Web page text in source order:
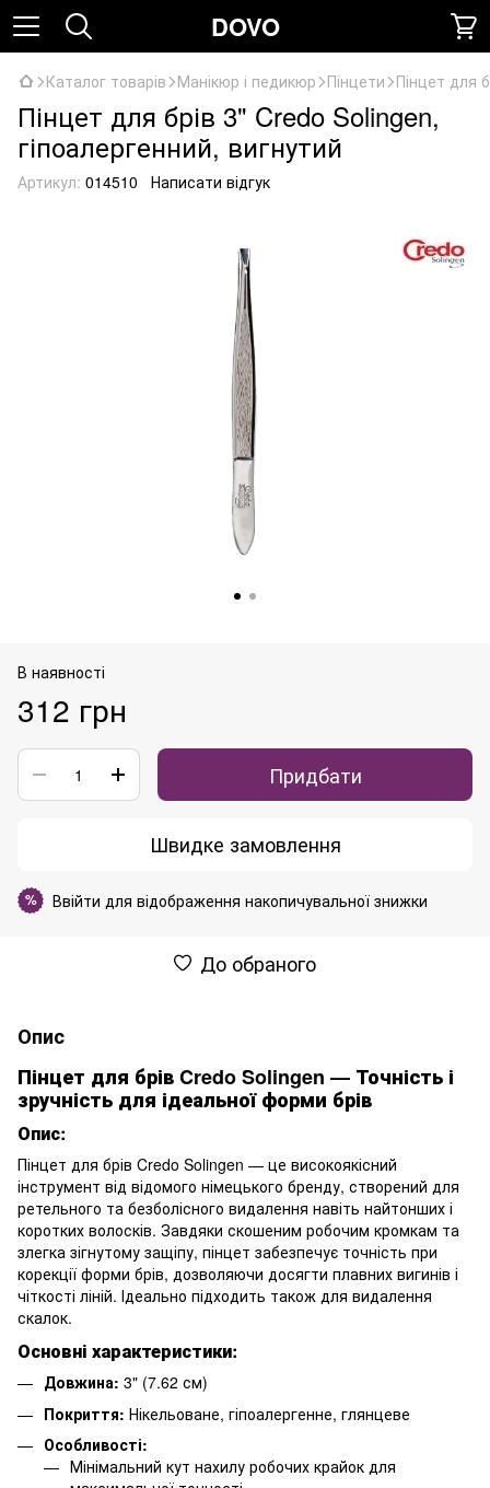
DOVO
Каталог товарів Манікюр і педикюр Пінцети Пінцет для
Пінцет для брів 3" Credo Solingen,
гіпоалергенний, вигнутий
Артикул: 014510 Написати відгук
В наявності
312 грн
Придбати
Швидке замовлення
% Ввійти для відображення накопичувальної знижки
До обраного
Опис
Пінцет для брів Credo Solingen — Точність і
зручність для ідеальної форми брів
Опис:
Пінцет для брів Credo Solingen — це високоякісний
інструмент від відомого німецького бренду, створений для
ретельного та безболісного видалення навіть найтонших і
коротких волосків. Завдяки скошеним робочим кромкам та
злегка зігнутому защіпу, пінцет забезпечує точність при
корекції форми брів, дозволяючи досягти плавних вигинів і
чіткості ліній. Ідеально підходить також для видалення
скалок.
Основні характеристики:
Довжина: 3" (7.62 см)
Покриття: Нікельоване, гіпоалергенне, глянцеве
Особливості:
Мінімальний кут нахилу робочих крайок для